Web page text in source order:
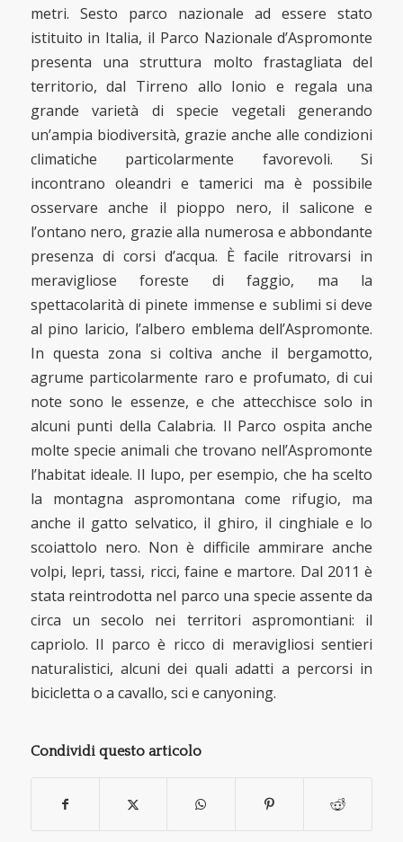
metri. Sesto parco nazionale ad essere stato
istituito in Italia, il Parco Nazionale d’Aspromonte
presenta una struttura molto frastagliata del
territorio, dal Tirreno allo Ionio e regala una
grande varietà di specie vegetali generando
un’ampia biodiversità, grazie anche alle condizioni
climatiche particolarmente favorevoli. Si
incontrano oleandri e tamerici ma è possibile
osservare anche il pioppo nero, il salicone e
l’ontano nero, grazie alla numerosa e abbondante
presenza di corsi d’acqua. È facile ritrovarsi in
meravigliose foreste di faggio, ma la
spettacolarità di pinete immense e sublimi si deve
al pino laricio, l’albero emblema dell’Aspromonte.
In questa zona si coltiva anche il bergamotto,
agrume particolarmente raro e profumato, di cui
note sono le essenze, e che attecchisce solo in
alcuni punti della Calabria. Il Parco ospita anche
molte specie animali che trovano nell’Aspromonte
l’habitat ideale. Il lupo, per esempio, che ha scelto
la montagna aspromontana come rifugio, ma
anche il gatto selvatico, il ghiro, il cinghiale e lo
scoiattolo nero. Non è difficile ammirare anche
volpi, lepri, tassi, ricci, faine e martore. Dal 2011 è
stata reintrodotta nel parco una specie assente da
circa un secolo nei territori aspromontiani: il
capriolo. Il parco è ricco di meravigliosi sentieri
naturalistici, alcuni dei quali adatti a percorsi in
bicicletta o a cavallo, sci e canyoning.
Condividi questo articolo